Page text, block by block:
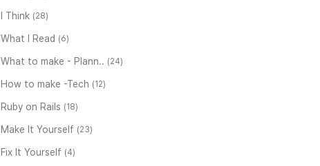
I Think (28)
What I Read (6)
What to make - Plann.. (24)
How to make -Tech (12)
Ruby on Rails (18)
Make It Yourself (23)
Fix It Yourself (4)